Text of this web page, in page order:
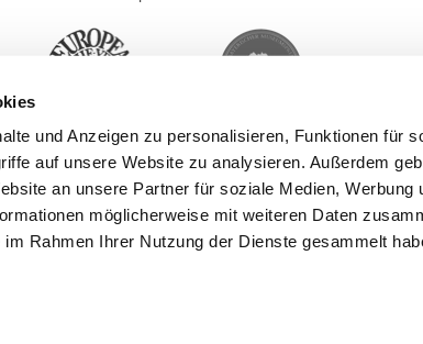
und Anzeigen zu personalisieren, Funktionen für
auf unsere Website zu analysieren. Außerdem
an unsere Partner für soziale Medien, Werbung
möglicherweise mit weiteren Daten
Rahmen Ihrer Nutzung der Dienste gesammelt
de Flossenbürg. Tous droits réservés.